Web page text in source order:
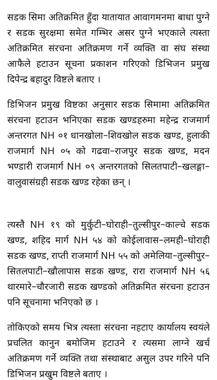
सडक सिमा अतिक्रमित हुँदा यातायात आवागमनमा बाधा पुग्ने
र सडक सुरक्षमा समेत गम्भिर असर पुग्ने भएकाले त्यस्ता
अतिक्रमित संरचना अतिक्रमण गर्ने व्यक्ति वा संघ संस्था
आफैले हटाउन सूचना प्रकाशन गरिएको डिभिजन प्रमुख
दिपेन्द्र बहादुर विष्टले बताए ।
डिभिजन प्रमुख विष्टका अनुसार सडक सिमामा अतिक्रमित
संरचना हटाउन भनिएका सडक खण्डहरुमा महेन्द्र राजमार्ग
अन्तरगत NH ०१ धानखोला–शिवखोल सडक खण्ड, हुलाकी
राजमार्ग NH ०५ को गढवा–राजपुर सडक खण्ड, मदन
भण्डारी राजमार्ग NH ०९ अन्तरगतको सिलतपाटी–खलङ्गा–
वालुवासंग्रही सडक खण्ड रहेका छन् ।
त्यस्तै NH १९ को मुर्कुटी–घोराही–तुल्सीपुर–काल्चे सडक
खण्ड, शहिद मार्ग NH ५४ को कोईलावास–लमही–घोराही
सडक खण्ड, राप्ती राजमार्ग NH ५५ को अमेलिया–तुल्सीपुर–
सितलपाटी–खौलापास सडक खण्ड, रारा राजमार्ग NH ५६
थारमारे–चौरजारी सडक खण्डको अतिक्रमित संरचना हटाउन
पनि सूचनामा भनिएको छ ।
तोकिएको समय भित्र त्यस्ता संरचना नहटाए कार्यालय स्वयंले
प्रचलित कानुन बमोजिम हटाउने र त्यसमा लाग्ने खर्च
अतिक्रमण गर्ने व्यक्ति तथा संस्थाबाट असुल उपर गरिने पनि
डिभिजन प्रखुम विष्टले बताए ।